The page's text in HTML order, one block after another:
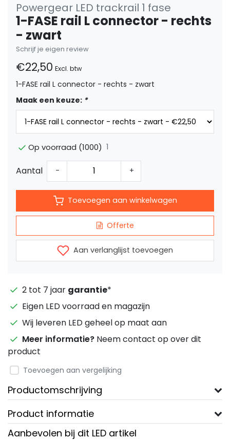
Powergear LED trackrail 1 fase
1-FASE rail L connector - rechts
- zwart
Schrijf je eigen review
€22,50 Excl. btw
1-FASE rail L connector - rechts - zwart
Maak een keuze: *
Op voorraad (1000) 1
Aantal - +
Toevoegen aan winkelwagen
Offerte
Aan verlanglijst toevoegen
2 tot 7 jaar garantie*
Eigen LED voorraad en magazijn
Wij leveren LED geheel op maat aan
Meer informatie? Neem contact op over dit
product
Toevoegen aan vergelijking
Productomschrijving
Product informatie
Aanbevolen bij dit LED artikel